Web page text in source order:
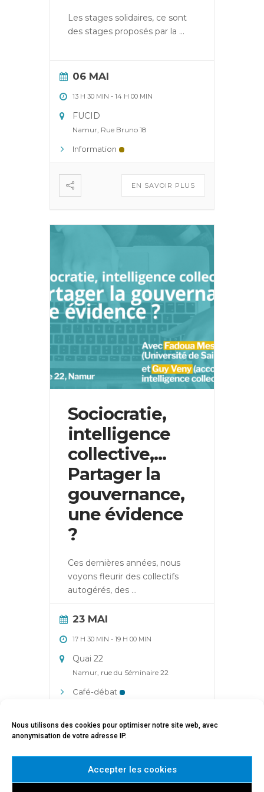
Nous utilisons des cookies pour optimiser notre site web, avec
anonymisation de votre adresse IP.
Accepter les cookies
Les stages solidaires, ce sont
des stages proposés par la ...
06 MAI
13 H 30 MIN - 14 H 00 MIN
FUCID
Namur, Rue Bruno 18
Information
EN SAVOIR PLUS
Sociocratie,
intelligence
collective,...
Partager la
gouvernance,
une évidence
?
Ces dernières années, nous
voyons fleurir des collectifs
autogérés, des ...
23 MAI
17 H 30 MIN - 19 H 00 MIN
Quai 22
Namur, rue du Séminaire 22
Café-débat
EN SAVOIR PLUS